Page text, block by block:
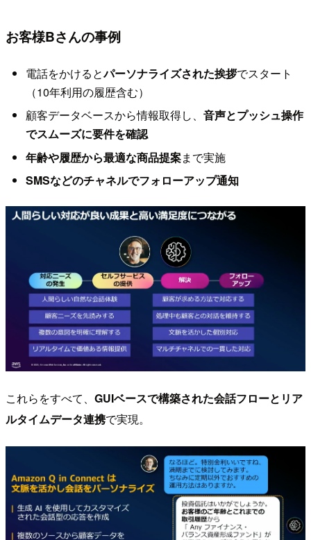
お客様Bさんの事例
電話をかけるとパーソナライズされた挨拶でスタート
（10年利用の履歴含む）
顧客データベースから情報取得し、 音声とプッシュ操作
でスムーズに要件を確認
年齢や履歴から最適な商品提案まで実施
SMSなどのチャネルでフォローアップ通知
これらをすべて、 GUIベースで構築された会話フローとリア
ルタイムデータ連携で実現。